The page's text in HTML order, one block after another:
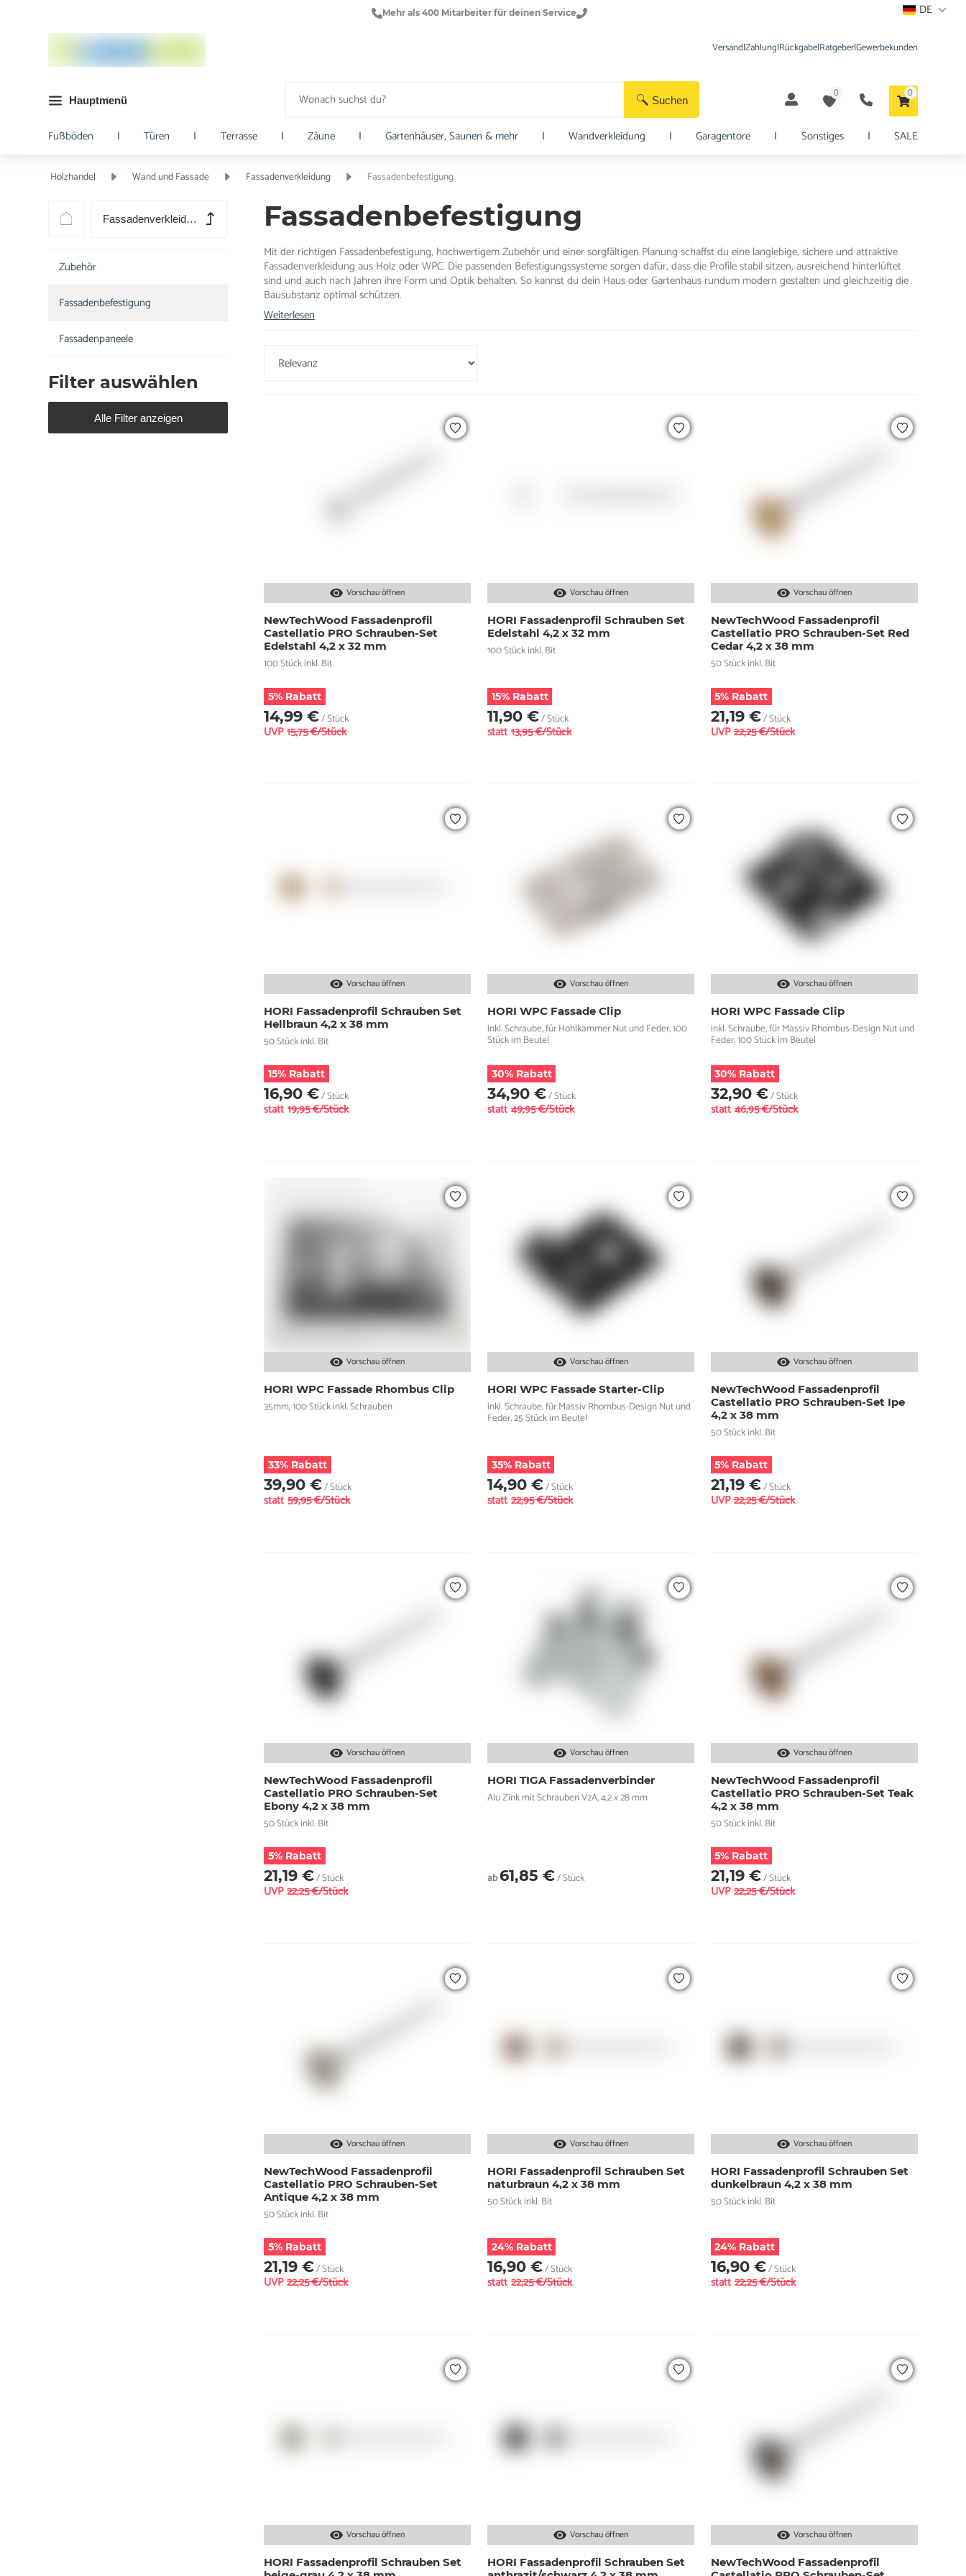
Mehr als 400 Mitarbeiter für deinen Service DE
Suchen
Versand|Zahlung|Rückgabe|Ratgeber|Gewerbekunden
Hauptmenü
0 0
Fußböden | Türen | Terrasse | Zäune | Gartenhäuser, Saunen & mehr | Wandverkleidung | Garagentore | Sonstiges | SALE
Holzhandel Wand und Fassade Fassadenverkleidung Fassadenbefestigung
Fassadenverkleidung
Zubehör
Fassadenbefestigung
Fassadenpaneele
Filter auswählen
Alle Filter anzeigen
Fassadenbefestigung
Mit der richtigen Fassadenbefestigung, hochwertigem Zubehör und einer sorgfältigen Planung schaffst du eine langlebige, sichere und attraktive
Fassadenverkleidung aus Holz oder WPC. Die passenden Befestigungssysteme sorgen dafür, dass die Profile stabil sitzen, ausreichend hinterlüftet
sind und auch nach Jahren ihre Form und Optik behalten. So kannst du dein Haus oder Gartenhaus rundum modern gestalten und gleichzeitig die
Bausubstanz optimal schützen.
Weiterlesen
Vorschau öffnen
NewTechWood Fassadenprofil
Castellatio PRO Schrauben-Set
Edelstahl 4,2 x 32 mm
100 Stück inkl. Bit
5% Rabatt
14,99 €/ Stück
UVP 15,75 €/Stück
Vorschau öffnen
HORI Fassadenprofil Schrauben Set
Edelstahl 4,2 x 32 mm
100 Stück inkl. Bit
15% Rabatt
11,90 €/ Stück
statt 13,95 €/Stück
Vorschau öffnen
NewTechWood Fassadenprofil
Castellatio PRO Schrauben-Set Red
Cedar 4,2 x 38 mm
50 Stück inkl. Bit
5% Rabatt
21,19 €/ Stück
UVP 22,25 €/Stück
Vorschau öffnen
HORI Fassadenprofil Schrauben Set
Hellbraun 4,2 x 38 mm
50 Stück inkl. Bit
15% Rabatt
16,90 €/ Stück
statt 19,95 €/Stück
Vorschau öffnen
HORI WPC Fassade Clip
inkl. Schraube, für Hohlkammer Nut und Feder, 100
Stück im Beutel
30% Rabatt
34,90 €/ Stück
statt 49,95 €/Stück
Vorschau öffnen
HORI WPC Fassade Clip
inkl. Schraube, für Massiv Rhombus-Design Nut und
Feder, 100 Stück im Beutel
30% Rabatt
32,90 €/ Stück
statt 46,95 €/Stück
Vorschau öffnen
HORI WPC Fassade Rhombus Clip
35mm, 100 Stück inkl. Schrauben
33% Rabatt
39,90 €/ Stück
statt 59,95 €/Stück
Vorschau öffnen
HORI WPC Fassade Starter-Clip
inkl. Schraube, für Massiv Rhombus-Design Nut und
Feder, 25 Stück im Beutel
35% Rabatt
14,90 €/ Stück
statt 22,95 €/Stück
Vorschau öffnen
NewTechWood Fassadenprofil
Castellatio PRO Schrauben-Set Ipe
4,2 x 38 mm
50 Stück inkl. Bit
5% Rabatt
21,19 €/ Stück
UVP 22,25 €/Stück
Vorschau öffnen
NewTechWood Fassadenprofil
Castellatio PRO Schrauben-Set
Ebony 4,2 x 38 mm
50 Stück inkl. Bit
5% Rabatt
21,19 €/ Stück
UVP 22,25 €/Stück
Vorschau öffnen
HORI TIGA Fassadenverbinder
Alu Zink mit Schrauben V2A, 4,2 x 28 mm
ab61,85 €/ Stück
Vorschau öffnen
NewTechWood Fassadenprofil
Castellatio PRO Schrauben-Set Teak
4,2 x 38 mm
50 Stück inkl. Bit
5% Rabatt
21,19 €/ Stück
UVP 22,25 €/Stück
Vorschau öffnen
NewTechWood Fassadenprofil
Castellatio PRO Schrauben-Set
Antique 4,2 x 38 mm
50 Stück inkl. Bit
5% Rabatt
21,19 €/ Stück
UVP 22,25 €/Stück
Vorschau öffnen
HORI Fassadenprofil Schrauben Set
naturbraun 4,2 x 38 mm
50 Stück inkl. Bit
24% Rabatt
16,90 €/ Stück
statt 22,25 €/Stück
Vorschau öffnen
HORI Fassadenprofil Schrauben Set
dunkelbraun 4,2 x 38 mm
50 Stück inkl. Bit
24% Rabatt
16,90 €/ Stück
statt 22,25 €/Stück
Vorschau öffnen
HORI Fassadenprofil Schrauben Set
Vorschau öffnen
HORI Fassadenprofil Schrauben Set
Vorschau öffnen
NewTechWood Fassadenprofil